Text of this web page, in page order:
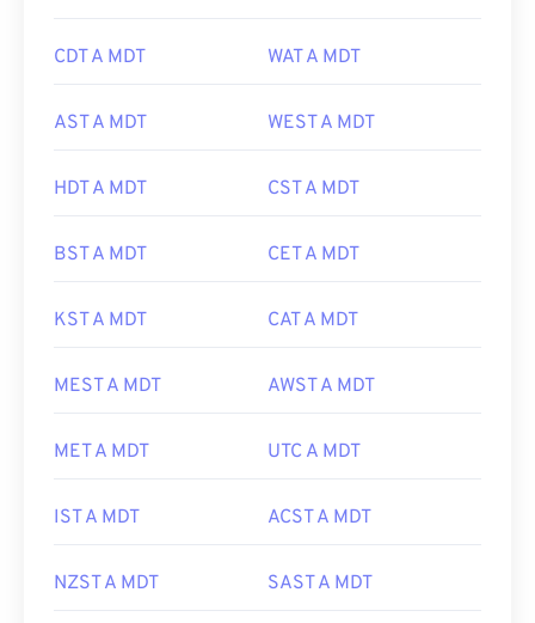
CDT A MDT WAT A MDT
AST A MDT WEST A MDT
HDT A MDT CST A MDT
BST A MDT CET A MDT
KST A MDT CAT A MDT
MEST A MDT AWST A MDT
MET A MDT UTC A MDT
IST A MDT ACST A MDT
NZST A MDT SAST A MDT